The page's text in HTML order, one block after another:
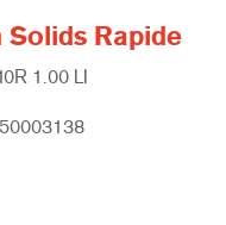
Solids Rapide
1.00 LI